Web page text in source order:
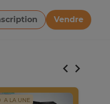
Vendre
A LA UNE